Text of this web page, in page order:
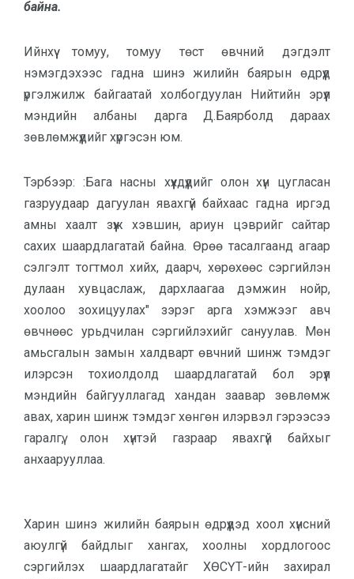
байна.
Ийнхүү томуу, томуу төст өвчний дэгдэлт
нэмэгдэхээс гадна шинэ жилийн баярын өдрүүд
үргэлжилж байгаатай холбогдуулан Нийтийн эрүүл
мэндийн албаны дарга Д.Баярболд дараах
зөвлөмжүүдийг хүргэсэн юм.
Тэрбээр: :Бага насны хүүхдүүдийг олон хүн цугласан
газруудаар дагуулан явахгүй байхаас гадна иргэд
амны хаалт зүүж хэвшин, ариун цэврийг сайтар
сахих шаардлагатай байна. Өрөө тасалгаанд агаар
сэлгэлт тогтмол хийх, даарч, хөрөхөөс сэргийлэн
дулаан хувцаслаж, дархлаагаа дэмжин нойр,
хоолоо зохицуулах" зэрэг арга хэмжээг авч
өвчнөөс урьдчилан сэргийлэхийг сануулав. Мөн
амьсгалын замын халдварт өвчний шинж тэмдэг
илэрсэн тохиолдолд шаардлагатай бол эрүүл
мэндийн байгууллагад хандан заавар зөвлөмж
авах, харин шинж тэмдэг хөнгөн илэрвэл гэрээсээ
гаралгү, олон хүнтэй газраар явахгүй байхыг
анхаарууллаа.
Харин шинэ жилийн баярын өдрүүдэд хоол хүнсний
аюулгүй байдлыг хангах, хоолны хордлогоос
сэргийлэх шаардлагатайг ХӨСҮТ-ийн захирал